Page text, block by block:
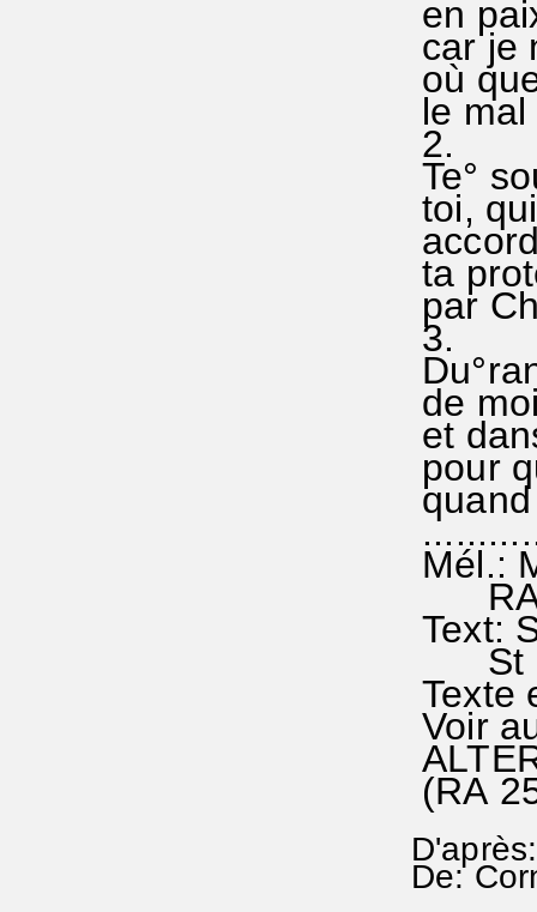
en
car je
où
le mal
2.
Te°
toi,
ta
par
3.
de
et
pour
Mél.:
RA
Text:
St
Texte
Voir
(RA
De: